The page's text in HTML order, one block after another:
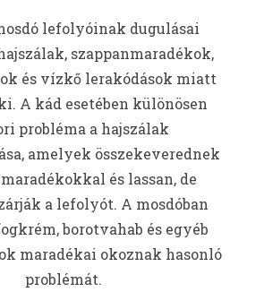
lefolyóinak dugulásai
szappanmaradékok,
és vízkő lerakódások miatt
A kád esetében különösen
probléma a hajszálak
amelyek összekeverednek
és lassan, de
a lefolyót. A mosdóban
borotvahab és egyéb
maradékai okoznak hasonló
problémát.